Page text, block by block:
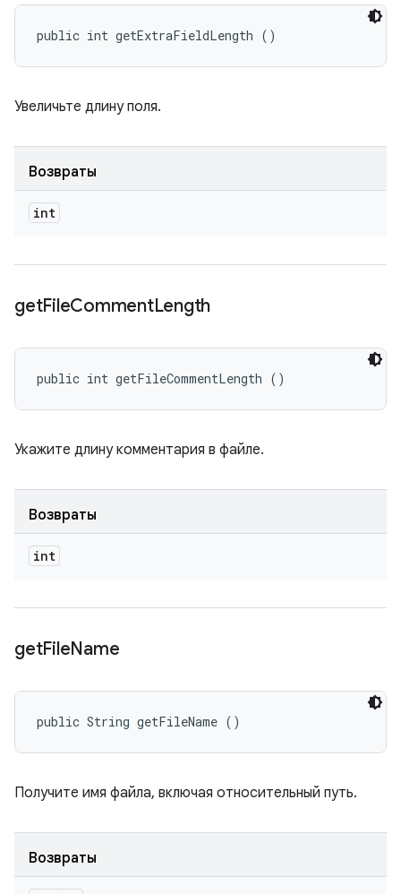
public int getExtraFieldLength ()
Увеличьте длину поля.
Возвраты
int
getFileCommentLength
public int getFileCommentLength ()
Укажите длину комментария в файле.
Возвраты
int
getFileName
public String getFileName ()
Получите имя файла, включая относительный путь.
Возвраты